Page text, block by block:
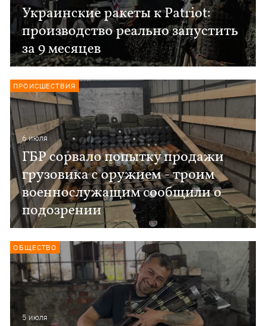
Украинские ракеты к Patriot:
производство реально запустить
за 9 месяцев
6 июля
ГБР сорвало попытку продажи
грузовика с оружием - троим
военнослужащим сообщили о
подозрении
ПРОИСШЕСТВИЯ
5 июля
ОБЩЕСТВО